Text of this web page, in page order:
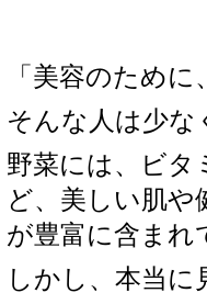
「美容のため
そんな人は少
野菜には、ビタ
ど、美しい肌や
が豊富に含まれ
しかし、本当